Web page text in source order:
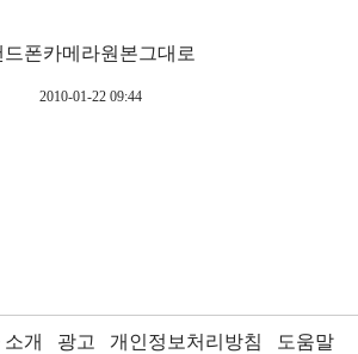
드폰카메라원본그대로
2010-01-22 09:44
개 광고 개인정보처리방침 도움말